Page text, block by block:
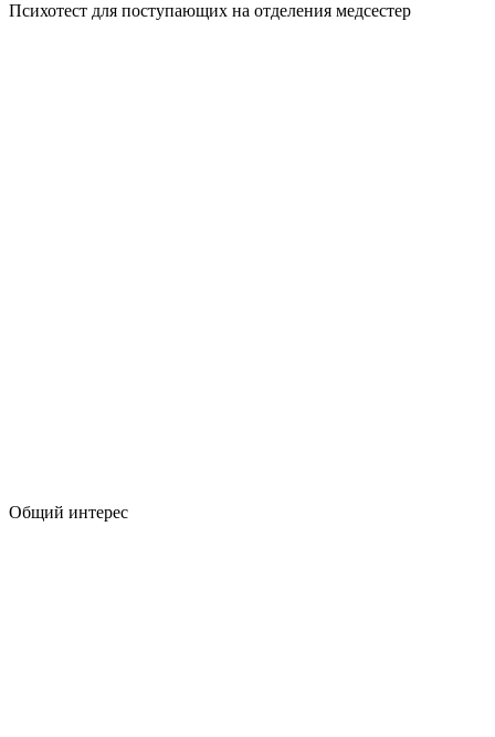
Психотест для поступающих на отделения медсестер
Общий интерес